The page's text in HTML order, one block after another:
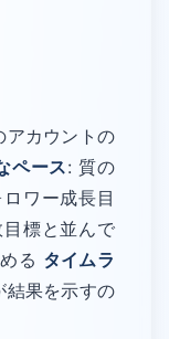
アカウントの
ペース: 質の
ワー成長目
標と並んで
る タイムラ
結果を示すの